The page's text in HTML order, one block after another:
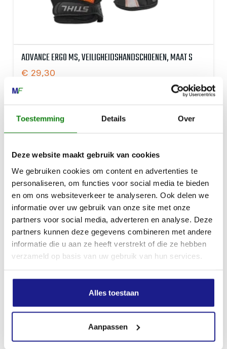
Toestemming Details Over
Deze website maakt gebruik van cookies
We gebruiken cookies om content en advertenties te
personaliseren, om functies voor social media te bieden
en om ons websiteverkeer te analyseren. Ook delen we
informatie over uw gebruik van onze site met onze
partners voor social media, adverteren en analyse. Deze
partners kunnen deze gegevens combineren met andere
informatie die u aan ze heeft verstrekt of die ze hebben
verzameld op basis van uw gebruik van hun services.
Alles toestaan
Aanpassen
ADVANCE ERGO MS, VEILIGHEIDSHANDSCHOENEN, MAAT S
€ 29,30